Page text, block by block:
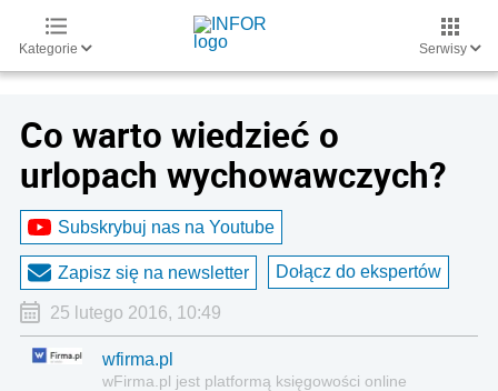
Kategorie Serwisy
Co warto wiedzieć o
urlopach wychowawczych?
Subskrybuj nas na Youtube
Zapisz się na newsletter Dołącz do ekspertów
25 lutego 2016, 10:49
wfirma.pl
wFirma.pl jest platformą księgowości on­line